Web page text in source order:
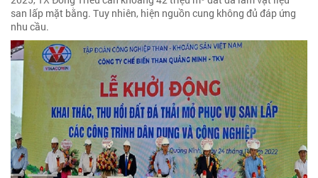
san lấp mặt bằng. Tuy nhiên, hiện nguồn cung không đủ đáp ứng
nhu cầu.